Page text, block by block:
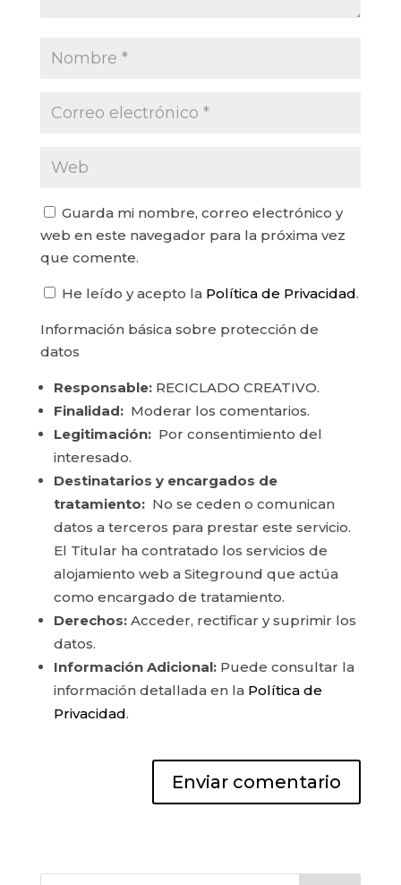
Guarda mi nombre, correo electrónico y
web en este navegador para la próxima vez
que comente.
He leído y acepto la Política de Privacidad.
Información básica sobre protección de
datos
Responsable:RECICLADO CREATIVO.
Finalidad:Moderar los comentarios.
Legitimación:Por consentimiento del
interesado.
Destinatarios y encargados de
tratamiento:No se ceden o comunican
datos a terceros para prestar este servicio.
El Titular ha contratado los servicios de
alojamiento web a Siteground que actúa
como encargado de tratamiento.
Derechos:Acceder, rectificar y suprimir los
datos.
Información Adicional:Puede consultar la
información detallada en la Política de
Privacidad.